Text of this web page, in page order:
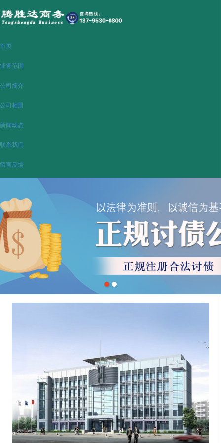
首页
业务范围
公司简介
公司相册
新闻动态
联系我们
留言反馈